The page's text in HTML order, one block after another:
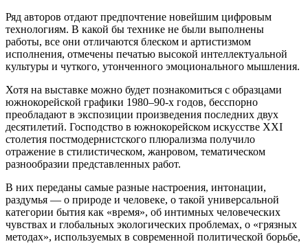
Ряд авторов отдают предпочтение новейшим цифровым
технологиям. В какой бы технике не были выполнены
работы, все они отличаются блеском и артистизмом
исполнения, отмечены печатью высокой интеллектуальной
культуры и чуткого, утонченного эмоционального мышления.
Хотя на выставке можно будет познакомиться с образцами
южнокорейской графики 1980–90-х годов, бесспорно
преобладают в экспозиции произведения последних двух
десятилетий. Господство в южнокорейском искусстве XXI
столетия постмодернистского плюрализма получило
отражение в стилистическом, жанровом, тематическом
разнообразии представленных работ.
В них переданы самые разные настроения, интонации,
раздумья — о природе и человеке, о такой универсальной
категории бытия как «время», об интимных человеческих
чувствах и глобальных экологических проблемах, о «грязных
методах», используемых в современной политической борьбе,